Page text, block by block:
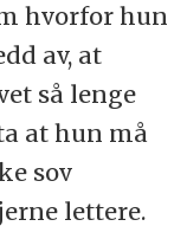
hvorfor hun
av, at
så lenge
at hun må
sov
lettere.